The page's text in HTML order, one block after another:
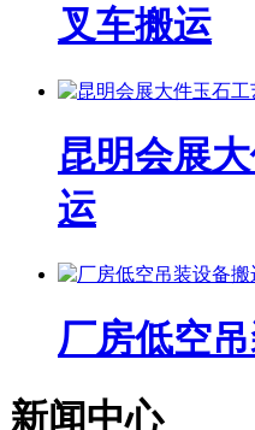
叉车搬运
昆明会展
运
厂房低空
新闻中心